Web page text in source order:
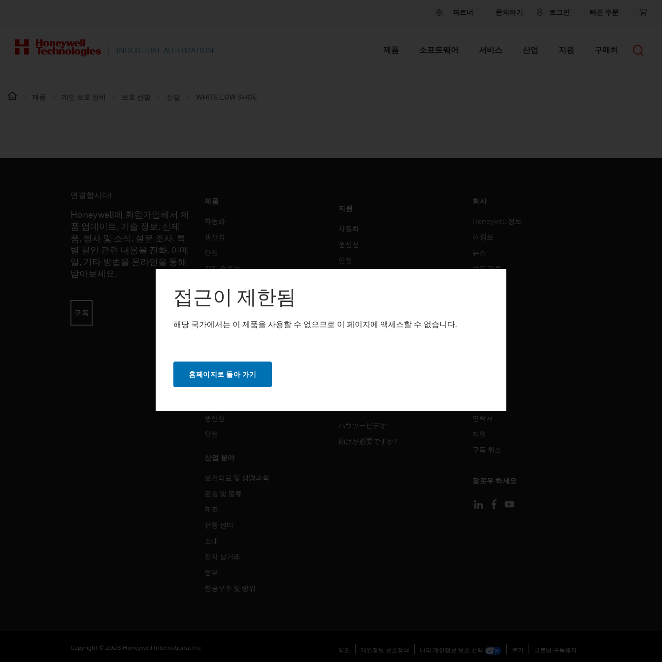
파트너 문의하기 로그인 빠른 주문
INDUSTRIAL AUTOMATION 제품 소프트웨어 서비스 산업 지원 구매처
제품 개인 보호 장비 보호 신발 신발 WHITE LOW SHOE
연결합시다!
Honeywell에 회원가입해서 제
품 업데이트, 기술 정보, 신제
품, 행사 및 소식, 설문 조사, 특
별 할인 관련 내용을 전화, 이메
일, 기타 방법을 온라인을 통해
받아보세요.
구독
제품
자동화
생산성
안전
감지 솔루션
소프트웨어
자동화
생산성
안전
산업 분야
보건의료 및 생명과학
운송 및 물류
제조
유통 센터
소매
전자 상거래
정부
항공우주 및 방위
지원
자동화
생산성
안전
자동화
ハウツービデオ
助けが必要ですか?
회사
Honeywell 정보
IA 정보
뉴스
보도 자료
연락처
지원
구독 취소
팔로우 하세요
Copyright © 2026 Honeywell International Inc 약관 개인정보 보호정책 나의 개인정보 보호 선택 쿠키 글로벌 구독해지
접근이 제한됨
해당 국가에서는 이 제품을 사용할 수 없으므로 이 페이지에 액세스할 수 없습니다.
홈페이지로 돌아 가기